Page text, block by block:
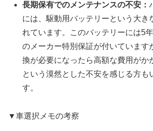
長期保有でのメンテナンスの不安：
には、駆動用バッテリーという大き
れています。このバッテリーには5
のメーカー特別保証が付いています
換が必要になったら高額な費用がか
という漠然とした不安を感じる方も
す。
▼車選択メモの考察